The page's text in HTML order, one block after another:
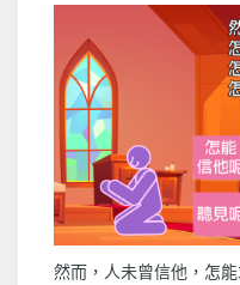
然而，人未曾信他，怎